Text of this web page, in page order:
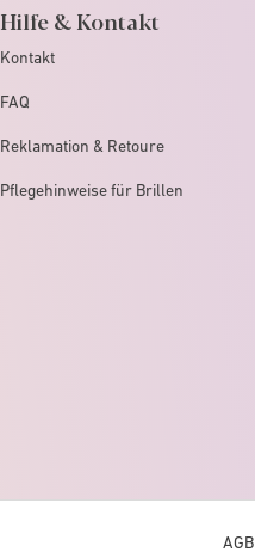
Hilfe & Kontakt
Kontakt
FAQ
Reklamation & Retoure
Pflegehinweise für Brillen
AGB